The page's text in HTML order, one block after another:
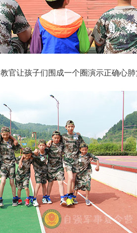
教官让孩子们围成一个圈演示正确心